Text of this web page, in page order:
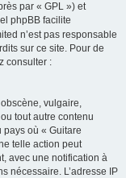
par « GPL ») et
phpBB facilite
n’est pas responsable
sur ce site. Pour de
consulter :
vulgaire,
tout autre contenu
pays où « Guitare
telle action peut
avec une notification à
nécessaire. L’adresse IP